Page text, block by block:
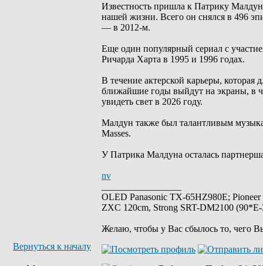
Известность пришла к Патрику
нашей жизни. Всего он снялся в 496
— в 2012-м.
Еще один популярный сериал с
Ричарда Харта в 1995 и 1996 годах.
В течение актерской карьеры, которая
ближайшие годы выйдут на экраны, в
увидеть свет в 2026 году.
Малдун также был талантливым
Masses.
У Патрика Малдуна осталась
nv
OLED Panasonic TX-65HZ980E;
ZXC 120cm, Strong SRT-DM2100
Желаю, чтобы у Вас сбылось то, чего
Вернуться к началу